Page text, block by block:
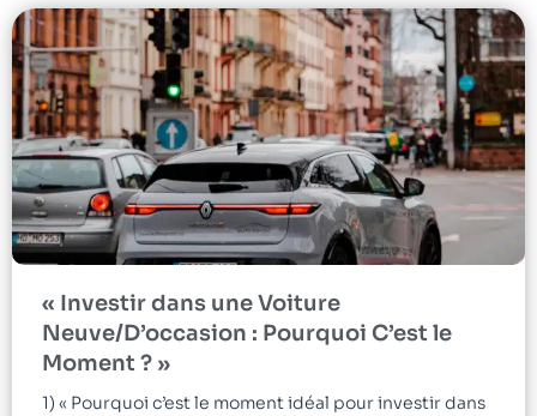
« Investir dans une Voiture
Neuve/D’occasion : Pourquoi C’est le
Moment ? »
1) « Pourquoi c’est le moment idéal pour investir dans